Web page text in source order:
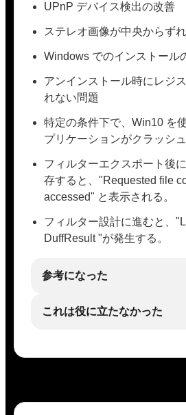
UPnP デバイス検出の改善
ステレオ画像が中央からず
Windows でのインストール
アンインストール時にレジ
れない問題
特定の条件下で、Win10 を
プリケーションがクラッシ
フィルターエクスポート後
存すると、"Requested file
accessed" と表示される。
フィルター設計に進むと、
DuffResult "が発生する。
参考になった
これは役に立たなかった